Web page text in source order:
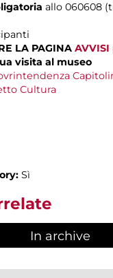
allo 060608
LA PAGINA AVVISI
visita al museo
Cultura
Sì
In archive